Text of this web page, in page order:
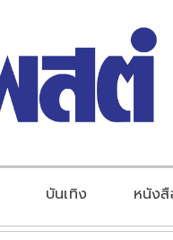
บันเทิง หนัง